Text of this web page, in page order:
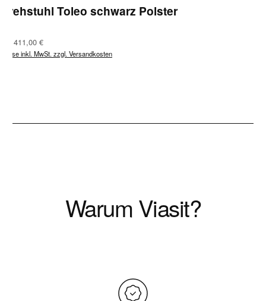
Drehstuhl Toleo schwarz Polster
Regulärer Preis:
411,00 €
Preise inkl. MwSt. zzgl. Versandkosten
Warum Viasit?